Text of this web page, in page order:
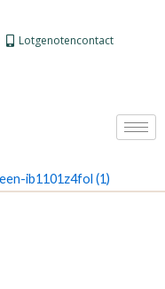
Lotgenotencontact
ib1101z4fol (1)